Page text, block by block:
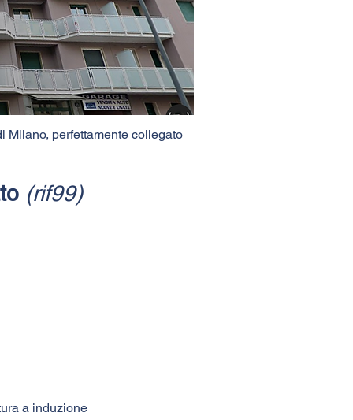
Milano, perfettamente collegato
(rif99)
a induzione